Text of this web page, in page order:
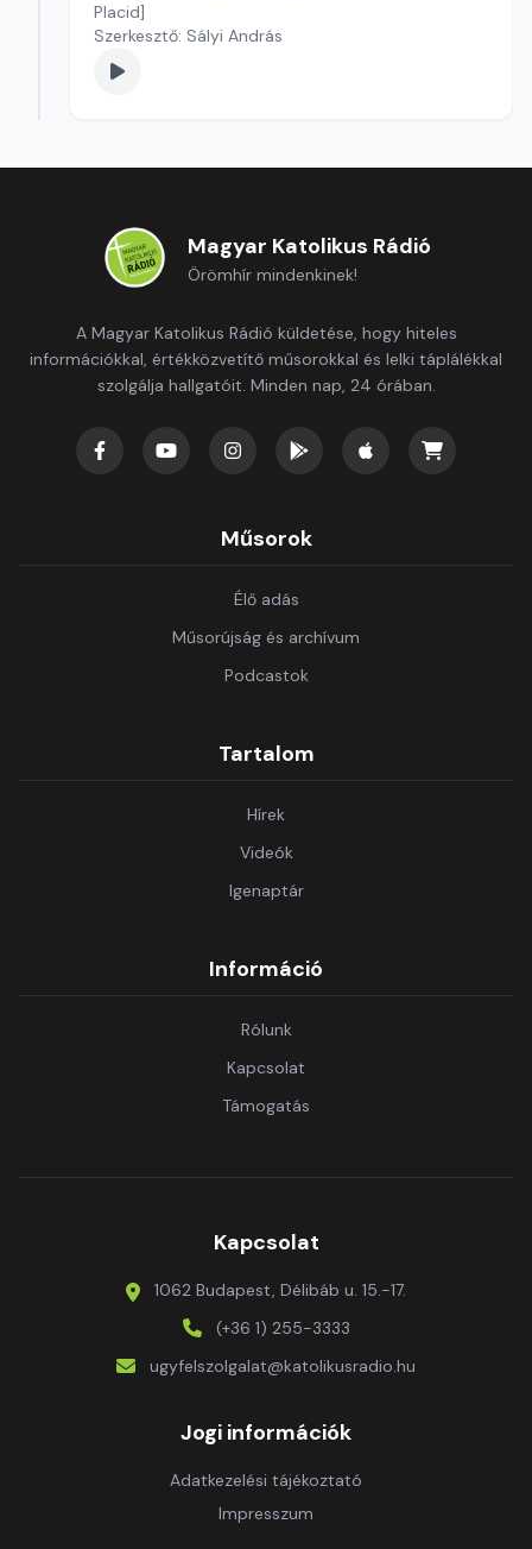
Placid]
Szerkesztő: Sályi András
Magyar Katolikus Rádió
Örömhír mindenkinek!
A Magyar Katolikus Rádió küldetése, hogy hiteles
információkkal, értékközvetítő műsorokkal és lelki táplálékkal
szolgálja hallgatóit. Minden nap, 24 órában.
Műsorok
Élő adás
Műsorújság és archívum
Podcastok
Tartalom
Hírek
Videók
Igenaptár
Információ
Rólunk
Kapcsolat
Támogatás
Kapcsolat
1062 Budapest, Délibáb u. 15.-17.
(+36 1) 255-3333
ugyfelszolgalat@katolikusradio.hu
Jogi információk
Adatkezelési tájékoztató
Impresszum